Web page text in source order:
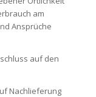
am
Ansprüche
auf den
Nachlieferung